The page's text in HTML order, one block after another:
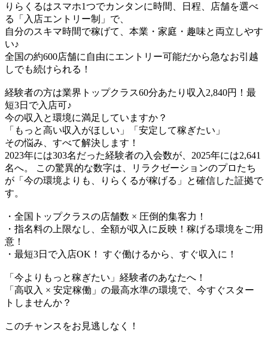
りらくるはスマホ1つでカンタンに時間、日程、店舗を選べ
る「入店エントリー制」で、
​自分のスキマ時間で稼げて、本業・家庭・趣味と両立しやす
い♪​
全国の約600店舗に自由にエントリー可能だから急なお引越
しでも続けられる！
経験者の方は業界トップクラス60分あたり収入2,840円！最
短3日で入店可♪
今の収入と環境に満足していますか？
「もっと高い収入がほしい」「安定して稼ぎたい」
その悩み、すべて解決します！
2023年には303名だった経験者の入会数が、2025年には2,641
名へ。 この驚異的な数字は、リラクゼーションのプロたち
が「今の環境よりも、りらくるが稼げる」と確信した証拠で
す。
・全国トップクラスの店舗数 × 圧倒的集客力！
・指名料の上限なし、全額が収入に反映！稼げる環境をご用
意！
・最短3日で入店OK！ すぐ働けるから、すぐ収入に！
「今よりもっと稼ぎたい」経験者のあなたへ！
「高収入 × 安定稼働」の最高水準の環境で、今すぐスター
トしませんか？
このチャンスをお見逃しなく！